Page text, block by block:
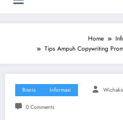
Home
Tips Ampuh Copywriting
Bisnis Informasi
0 Comments